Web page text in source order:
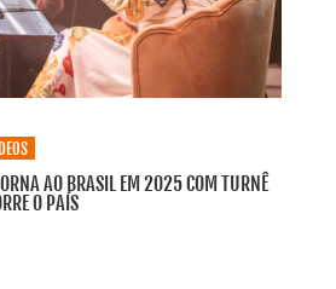
AO BRASIL EM 2025 COM TURNÊ
O PAÍS